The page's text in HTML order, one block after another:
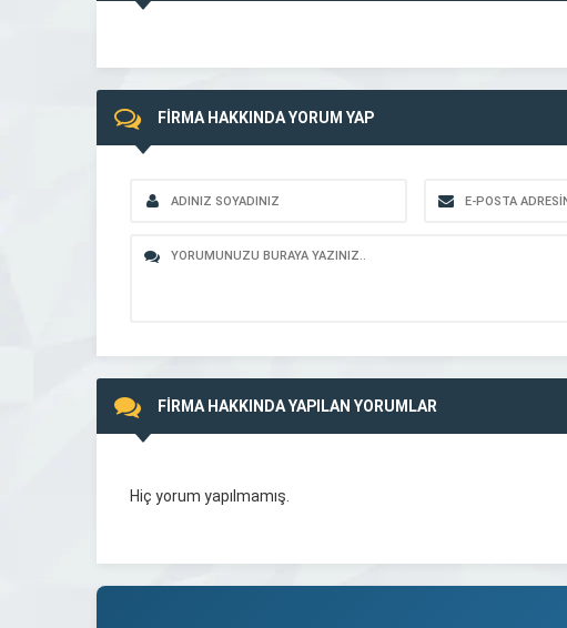
FİRMA HAKKINDA YORUM YAP
FİRMA HAKKINDA YAPILAN YORUMLAR
Hiç yorum yapılmamış.